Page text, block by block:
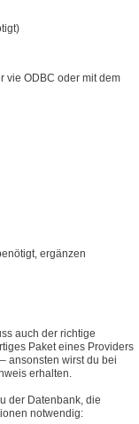
vie ODBC oder mit dem
ergänzen
auch der richtige
Paket eines Providers
ansonsten wirst du bei
erhalten.
der Datenbank, die
notwendig: